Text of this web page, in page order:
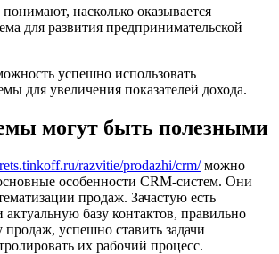
насколько оказывается
для развития предпринимательской
успешно использовать
для увеличения показателей дохода.
могут быть полезными
razvitie/prodazhi/crm/можно
особенности CRM-систем. Они
продаж. Зачастую есть
актуальную базу контактов, правильно
продаж, успешно ставить задачи
их рабочий процесс.